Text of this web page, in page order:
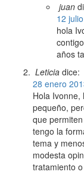
juan
12
hola
años
Leticia dice:
28 enero
Hola Ivonne,
pequeño,
que
tengo la
tema y
modesta
tratamiento